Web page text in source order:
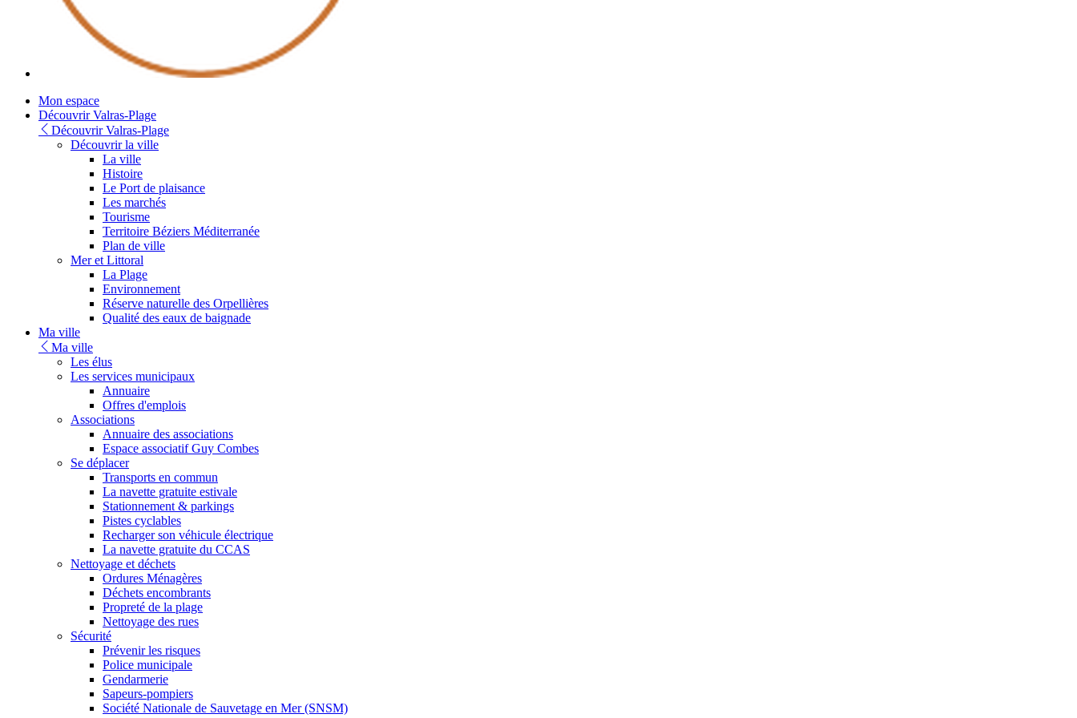
Mon espace
Découvrir Valras-Plage
Découvrir Valras-Plage
Découvrir la ville
La ville
Histoire
Le Port de plaisance
Les marchés
Tourisme
Territoire Béziers Méditerranée
Plan de ville
Mer et Littoral
La Plage
Environnement
Réserve naturelle des Orpellières
Qualité des eaux de baignade
Ma ville
Ma ville
Les élus
Les services municipaux
Annuaire
Offres d'emplois
Associations
Annuaire des associations
Espace associatif Guy Combes
Se déplacer
Transports en commun
La navette gratuite estivale
Stationnement & parkings
Pistes cyclables
Recharger son véhicule électrique
La navette gratuite du CCAS
Nettoyage et déchets
Ordures Ménagères
Déchets encombrants
Propreté de la plage
Nettoyage des rues
Sécurité
Prévenir les risques
Police municipale
Gendarmerie
Sapeurs-pompiers
Société Nationale de Sauvetage en Mer (SNSM)